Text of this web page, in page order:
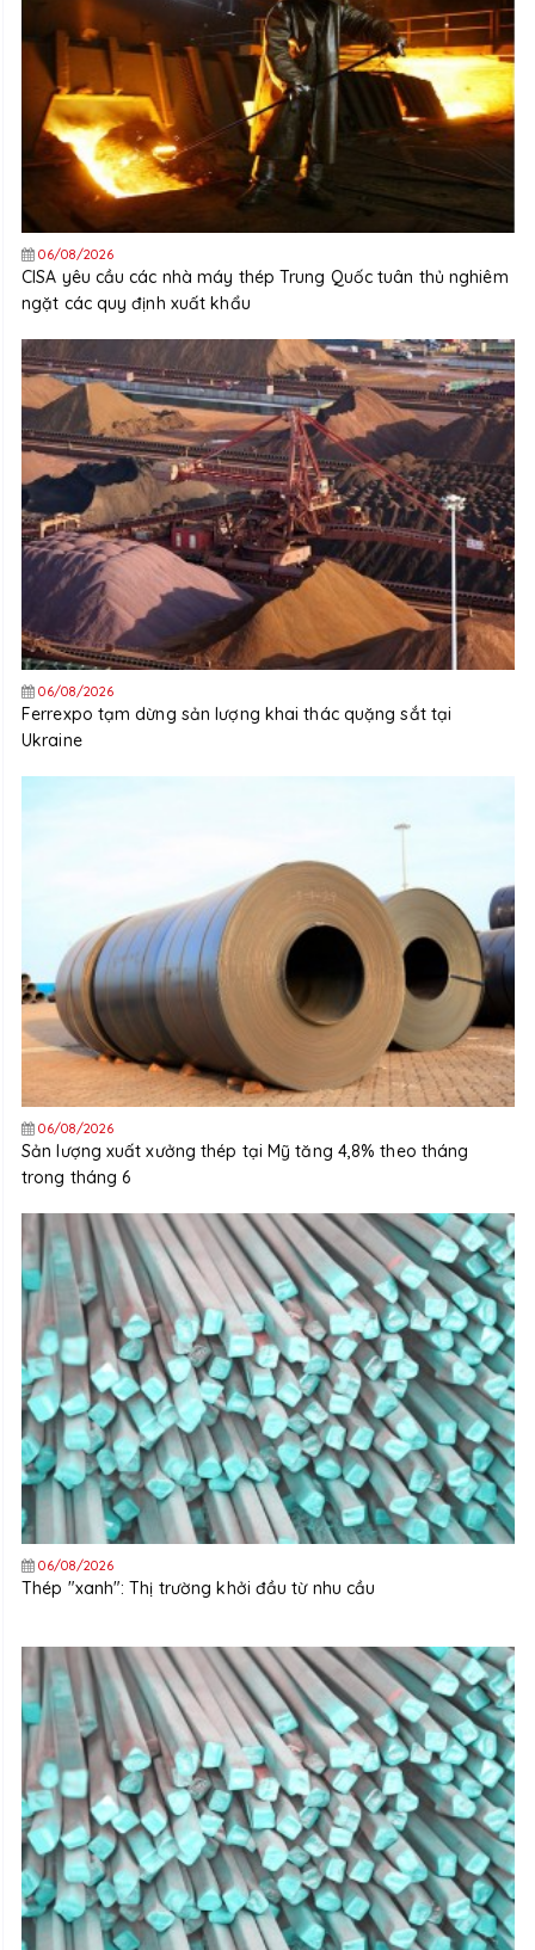
06/08/2026
CISA yêu cầu các nhà máy thép Trung Quốc tuân thủ nghiêm
ngặt các quy định xuất khẩu
06/08/2026
Ferrexpo tạm dừng sản lượng khai thác quặng sắt tại
Ukraine
06/08/2026
Sản lượng xuất xưởng thép tại Mỹ tăng 4,8% theo tháng
trong tháng 6
06/08/2026
Thép "xanh": Thị trường khởi đầu từ nhu cầu